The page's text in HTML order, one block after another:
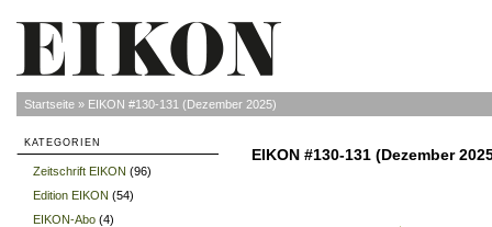
Startseite » EIKON #130-131 (Dezember 2025)
KATEGORIEN
Zeitschrift EIKON (96)
Edition EIKON (54)
EIKON-Abo (4)
EIKON #130-131 (Dezember